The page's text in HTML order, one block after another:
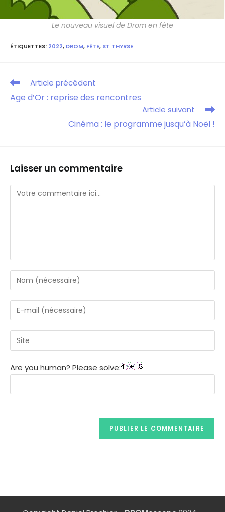
Le nouveau visuel de Drom en fête
ÉTIQUETTES: 2022, DROM, FÊTE, ST THYRSE
Article précédent
Age d’Or : reprise des rencontres
Article suivant
Cinéma : le programme jusqu’à Noël !
Laisser un commentaire
Are you human? Please solve: